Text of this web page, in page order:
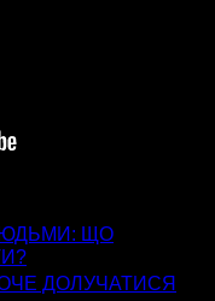
ЩО
ДОЛУЧАТИСЯ